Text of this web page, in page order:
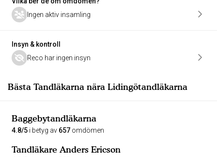
Ingen aktiv insamling
Insyn & kontroll
Reco har ingen insyn
Bästa Tandläkarna nära Lidingötandläkarna
Baggebytandläkarna
4.8/5 i betyg av 657 omdömen
Tandläkare Anders Ericson